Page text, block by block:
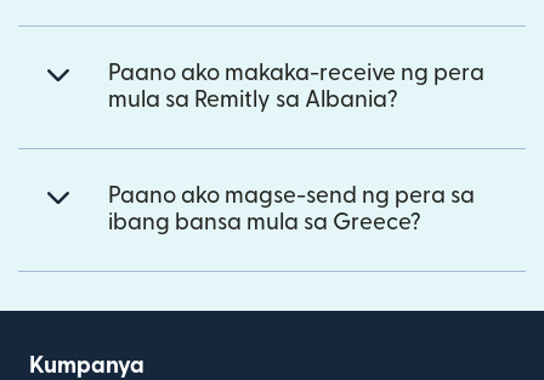
Paano ako makaka-receive ng pera
mula sa Remitly sa Albania?
Paano ako magse-send ng pera sa
ibang bansa mula sa Greece?
Kumpanya